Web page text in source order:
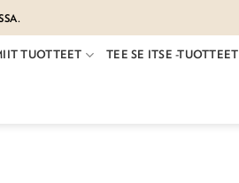
TUOTTEET TEE SE ITSE -TUOTTEET